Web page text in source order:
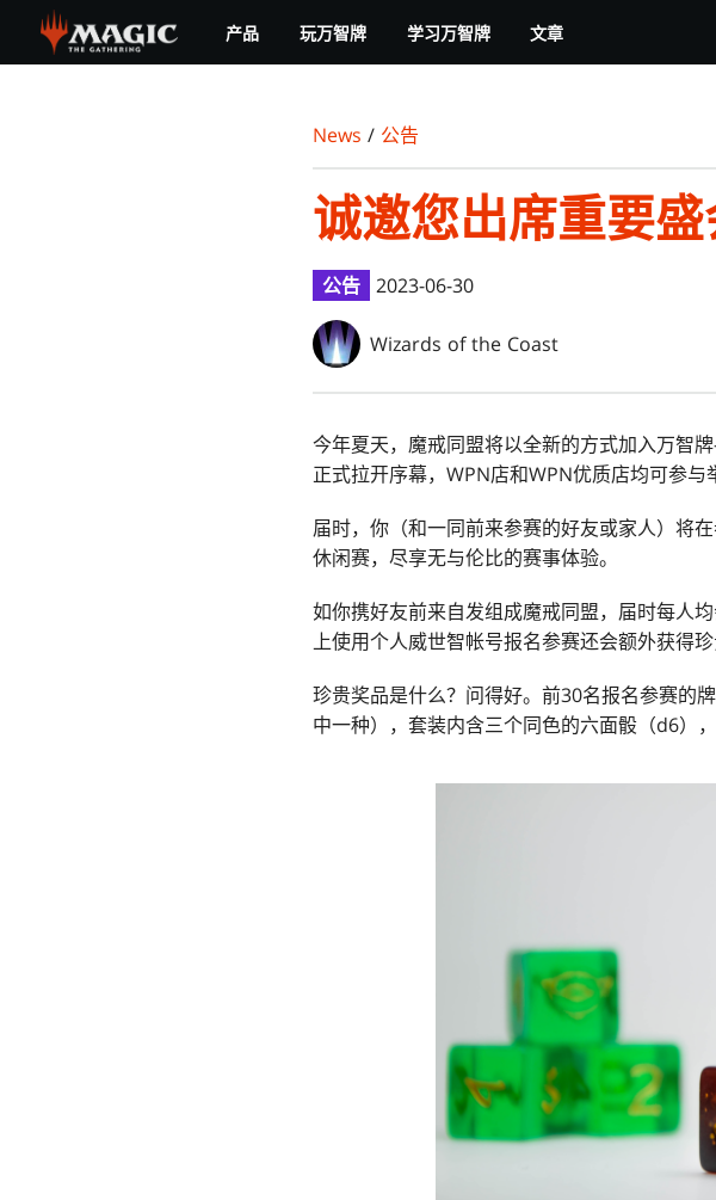
main
产品 玩万智牌 学习万智牌 文章
News / 公告
诚邀您出席重要
公告 2023-06-30
Wizards of the Coast
今年夏天，魔戒同盟将以全新的方式加入万智
正式拉开序幕，WPN店和WPN优质店均可参与
届时，你（和一同前来参赛的好友或家人）将
休闲赛，尽享无与伦比的赛事体验。
如你携好友前来自发组成魔戒同盟，届时每人
上使用个人威世智帐号报名参赛还会额外获得珍
珍贵奖品是什么？问得好。前30名报名参赛的
中一种），套装内含三个同色的六面骰（d6）